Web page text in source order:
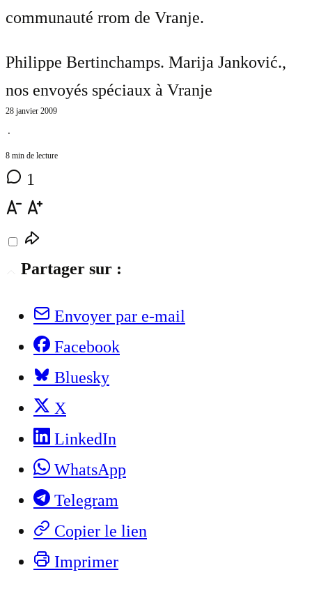
communauté rrom de Vranje.
Philippe Bertinchamps. Marija Janković.,
nos envoyés spéciaux à Vranje
28 janvier 2009
⋅
8 min de lecture
1
Partager sur :
Envoyer par e-mail
Facebook
Bluesky
X
LinkedIn
WhatsApp
Telegram
Copier le lien
Imprimer